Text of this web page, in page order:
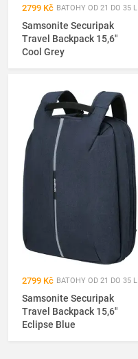
2799 Kč BATOHY OD 21 DO 35 L
Samsonite Securipak
Travel Backpack 15,6"
Cool Grey
2799 Kč BATOHY OD 21 DO 35 L
Samsonite Securipak
Travel Backpack 15,6"
Eclipse Blue